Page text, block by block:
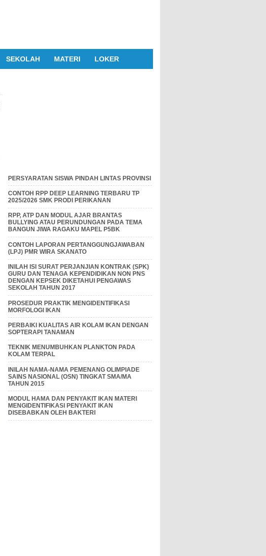
SEKOLAH MATERI LOKER
PERSYARATAN SISWA PINDAH LINTAS PROVINSI
CONTOH RPP DEEP LEARNING TERBARU TP
2025/2026 SMK PRODI PERIKANAN
RPP, ATP DAN MODUL AJAR BRANTAS
BULLYING ATAU PERUNDUNGAN PADA TEMA
BANGUN JIWA RAGAKU MAPEL P5BK
CONTOH LAPORAN PERTANGGUNGJAWABAN
(LPJ) PMR WIRA SKANATO
INILAH ISI SURAT PERJANJIAN KONTRAK (SPK)
GURU DAN TENAGA KEPENDIDIKAN NON PNS
DENGAN KEPSEK DIKETAHUI PENGAWAS
SEKOLAH TAHUN 2017
PROSEDUR PRAKTIK MENGIDENTIFIKASI
MORFOLOGI IKAN
PERBAIKI KUALITAS AIR KOLAM IKAN DENGAN
SOPTERAPI TANAMAN
TEKNIK MENUMBUHKAN PLANKTON PADA
KOLAM TERPAL
INILAH NAMA-NAMA PEMENANG OLIMPIADE
SAINS NASIONAL (OSN) TINGKAT SMA/MA
TAHUN 2015
MODUL HAMA DAN PENYAKIT IKAN MATERI
MENGIDENTIFIKASI PENYAKIT IKAN
DISEBABKAN OLEH BAKTERI